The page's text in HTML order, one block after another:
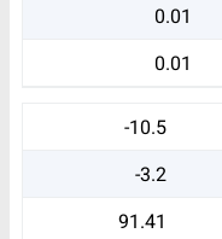
0.01
0.01
-10.5
-3.2
91.41